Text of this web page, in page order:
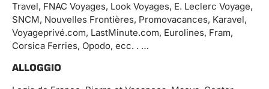
Travel, FNAC Voyages, Look Voyages, E. Leclerc Voyage,
SNCM, Nouvelles Frontières, Promovacances, Karavel,
Voyageprivé.com, LastMinute.com, Eurolines, Fram,
Corsica Ferries, Opodo, ecc. . …
ALLOGGIO